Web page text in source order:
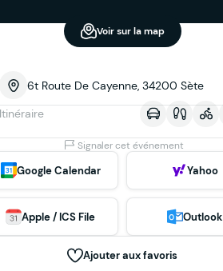
Voir sur la map
6t Route De Cayenne, 34200 Sète
Itinéraire
Signaler cet événement
Google Calendar Yahoo
Apple / ICS File Outlook
Ajouter aux favoris